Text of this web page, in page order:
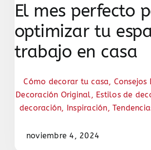
El mes perfecto
optimizar tu
trabajo en casa
Cómo decorar tu casa, Consejos
Decoración Original, Estilos de
decoración, Inspiración,
noviembre 4, 2024